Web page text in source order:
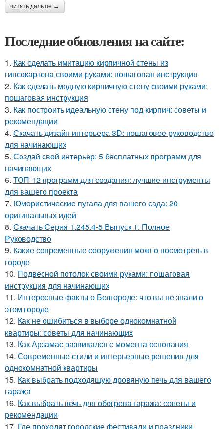
читать дальше →
Последние обновления на сайте:
1. Как сделать имитацию кирпичной стены из
гипсокартона своими руками: пошаговая инструкция
2. Как сделать модную кирпичную стену своими руками:
пошаговая инструкция
3. Как построить идеальную стену под кирпич: советы и
рекомендации
4. Скачать дизайн интерьера 3D: пошаговое руководство
для начинающих
5. Создай свой интерьер: 5 бесплатных программ для
начинающих
6. ТОП-12 программ для создания: лучшие инструменты
для вашего проекта
7. Юмористические пугала для вашего сада: 20
оригинальных идей
8. Скачать Серия 1.245.4-5 Выпуск 1: Полное
Руководство
9. Какие современные сооружения можно посмотреть в
городе
10. Подвесной потолок своими руками: пошаговая
инструкция для начинающих
11. Интересные факты о Белгороде: что вы не знали о
этом городе
12. Как не ошибиться в выборе однокомнатной
квартиры: советы для начинающих
13. Как Арзамас развивался с момента основания
14. Современные стили и интерьерные решения для
однокомнатной квартиры
15. Как выбрать подходящую дровяную печь для вашего
гаража
16. Как выбрать печь для обогрева гаража: советы и
рекомендации
17. Где проходят городские фестивали и праздники